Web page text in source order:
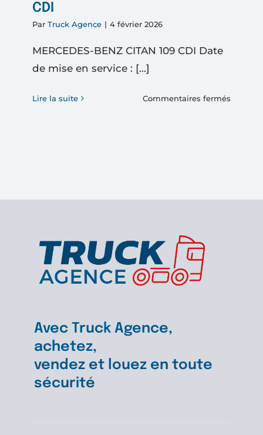
CDI
Par Truck Agence | 4 février 2026
MERCEDES-BENZ CITAN 109 CDI Date
de mise en service : [...]
Lire la suite Commentaires fermés
Avec Truck Agence,
achetez,
vendez et louez en toute
sécurité